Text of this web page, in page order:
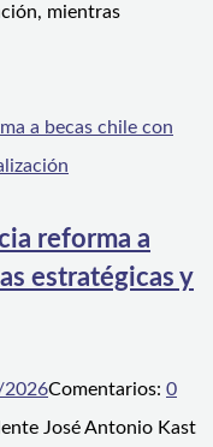
mientras
reforma a
estratégicas y
Comentarios: 0
José Antonio Kast